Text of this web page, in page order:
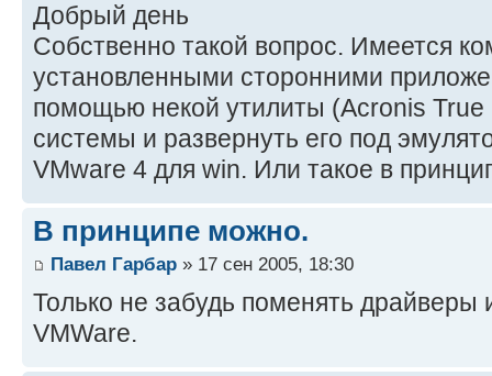
Добрый день
Собственно такой вопрос. Имеется
установленными сторонними
помощью некой утилиты (Acronis True
системы и развернуть его под
VMware 4 для win. Или такое в
В принципе можно.
Павел Гарбар » 17 сен 2005, 18:30
Только не забудь поменять драйверы
VMWare.